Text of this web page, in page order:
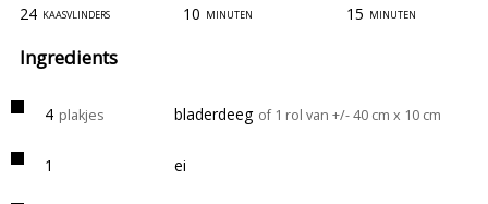
24 kaasvlinders 10 minuten
15 minuten
Ingredients
4 plakjes bladerdeeg of 1 rol van +/- 40 cm x 10 cm
1 ei